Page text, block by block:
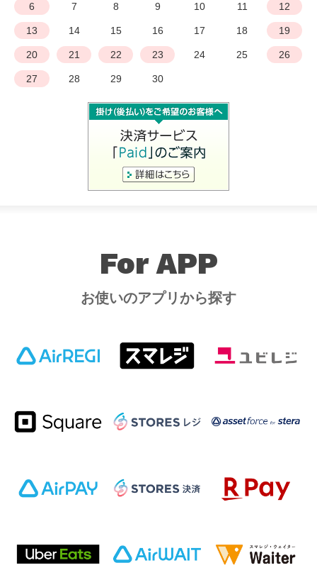
6 7 8 9 10 11 12
13 14 15 16 17 18 19
20 21 22 23 24 25 26
27 28 29 30
For APP
お使いのアプリから探す